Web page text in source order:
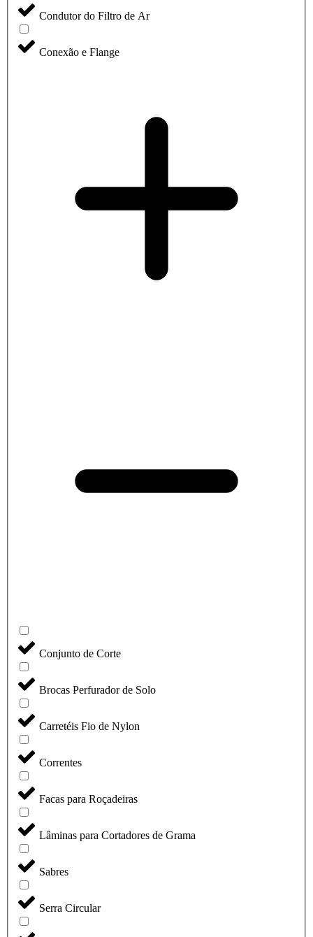
Condutor do Filtro de Ar
Conexão e Flange
Conjunto de Corte
Brocas Perfurador de Solo
Carretéis Fio de Nylon
Correntes
Facas para Roçadeiras
Lâminas para Cortadores de Grama
Sabres
Serra Circular